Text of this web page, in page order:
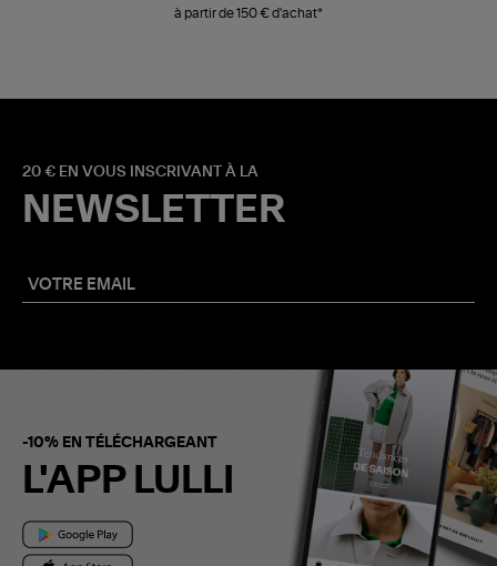
à partir de 150 € d'achat*
20 € EN VOUS INSCRIVANT À LA
NEWSLETTER
-10% EN TÉLÉCHARGEANT
L'APP LULLI